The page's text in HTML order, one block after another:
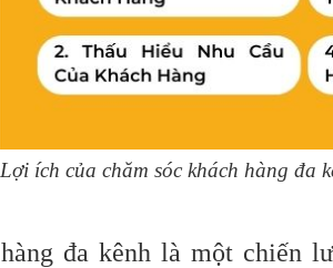
Lợi ích của chăm sóc khách hàng đa
đa kênh là một chiến